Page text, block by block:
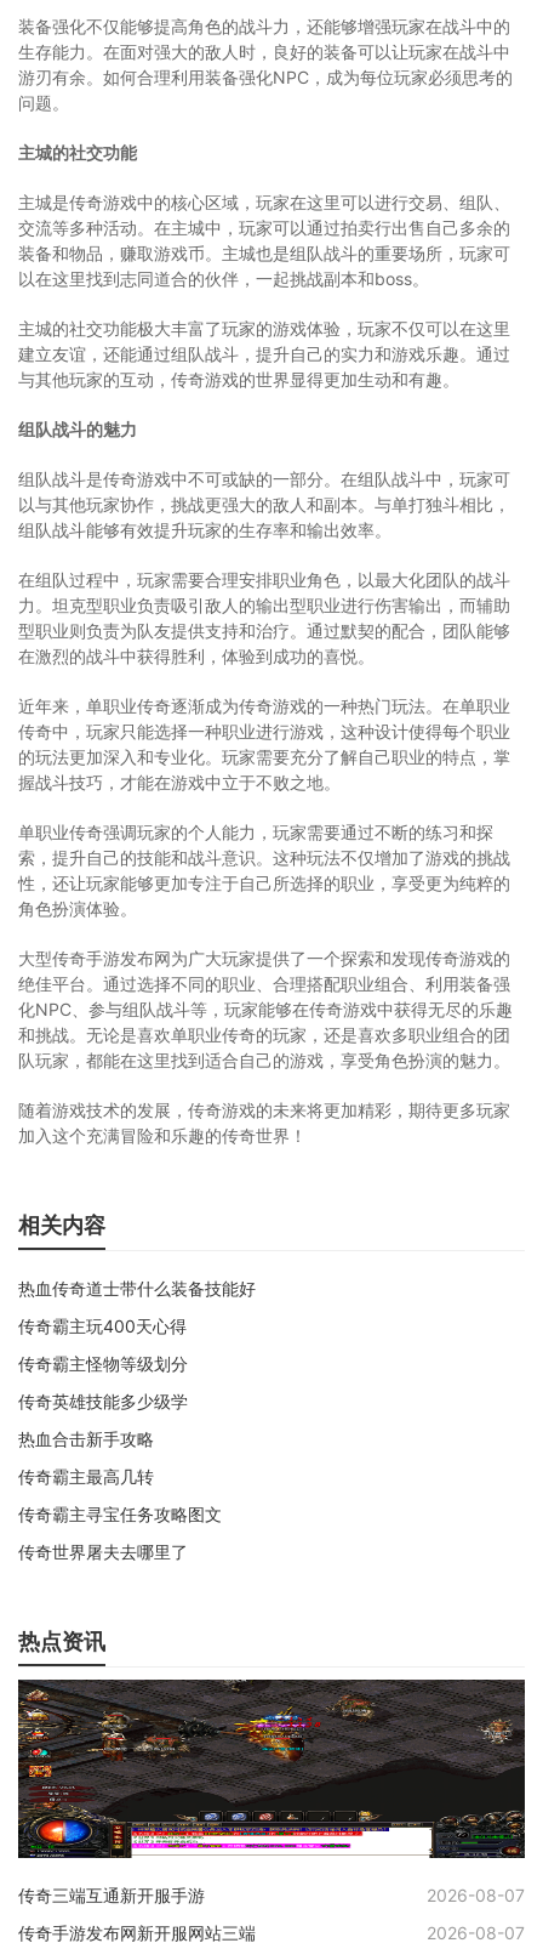
装备强化不仅能够提高角色的战斗力，还能够增强玩家在战斗中的
生存能力。在面对强大的敌人时，良好的装备可以让玩家在战斗中
游刃有余。如何合理利用装备强化NPC，成为每位玩家必须思考的
问题。
主城的社交功能
主城是传奇游戏中的核心区域，玩家在这里可以进行交易、组队、
交流等多种活动。在主城中，玩家可以通过拍卖行出售自己多余的
装备和物品，赚取游戏币。主城也是组队战斗的重要场所，玩家可
以在这里找到志同道合的伙伴，一起挑战副本和boss。
主城的社交功能极大丰富了玩家的游戏体验，玩家不仅可以在这里
建立友谊，还能通过组队战斗，提升自己的实力和游戏乐趣。通过
与其他玩家的互动，传奇游戏的世界显得更加生动和有趣。
组队战斗的魅力
组队战斗是传奇游戏中不可或缺的一部分。在组队战斗中，玩家可
以与其他玩家协作，挑战更强大的敌人和副本。与单打独斗相比，
组队战斗能够有效提升玩家的生存率和输出效率。
在组队过程中，玩家需要合理安排职业角色，以最大化团队的战斗
力。坦克型职业负责吸引敌人的输出型职业进行伤害输出，而辅助
型职业则负责为队友提供支持和治疗。通过默契的配合，团队能够
在激烈的战斗中获得胜利，体验到成功的喜悦。
近年来，单职业传奇逐渐成为传奇游戏的一种热门玩法。在单职业
传奇中，玩家只能选择一种职业进行游戏，这种设计使得每个职业
的玩法更加深入和专业化。玩家需要充分了解自己职业的特点，掌
握战斗技巧，才能在游戏中立于不败之地。
单职业传奇强调玩家的个人能力，玩家需要通过不断的练习和探
索，提升自己的技能和战斗意识。这种玩法不仅增加了游戏的挑战
性，还让玩家能够更加专注于自己所选择的职业，享受更为纯粹的
角色扮演体验。
大型传奇手游发布网为广大玩家提供了一个探索和发现传奇游戏的
绝佳平台。通过选择不同的职业、合理搭配职业组合、利用装备强
化NPC、参与组队战斗等，玩家能够在传奇游戏中获得无尽的乐趣
和挑战。无论是喜欢单职业传奇的玩家，还是喜欢多职业组合的团
队玩家，都能在这里找到适合自己的游戏，享受角色扮演的魅力。
随着游戏技术的发展，传奇游戏的未来将更加精彩，期待更多玩家
加入这个充满冒险和乐趣的传奇世界！
相关内容
热血传奇道士带什么装备技能好
传奇霸主玩400天心得
传奇霸主怪物等级划分
传奇英雄技能多少级学
热血合击新手攻略
传奇霸主最高几转
传奇霸主寻宝任务攻略图文
传奇世界屠夫去哪里了
热点资讯
传奇三端互通新开服手游
2026-08-07
传奇手游发布网新开服网站三端
2026-08-07